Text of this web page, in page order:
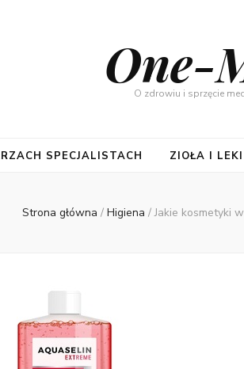
One-
O zdrowiu i sprzęcie
SPECJALISTACH ZIOŁA I LEKI
Strona główna / Higiena / Jakie kosmetyki